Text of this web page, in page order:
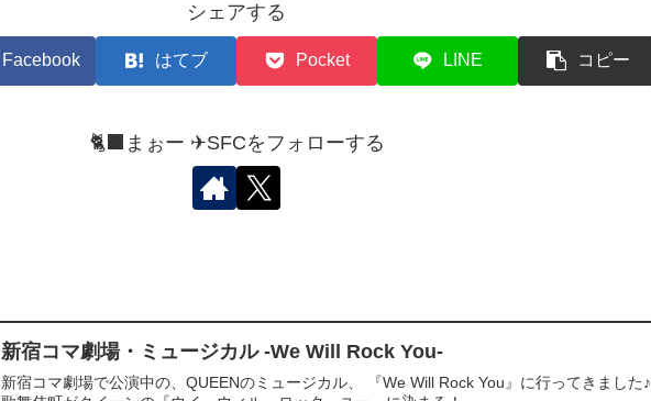
シェアする
Facebook はてブ Pocket LINE コピー
🐈‍⬛まぉー ✈︎SFCをフォローする
新宿コマ劇場・ミュージカル -We Will Rock You-
新宿コマ劇場で公演中の、QUEENのミュージカル、 『We Will Rock You』に行ってきました♪